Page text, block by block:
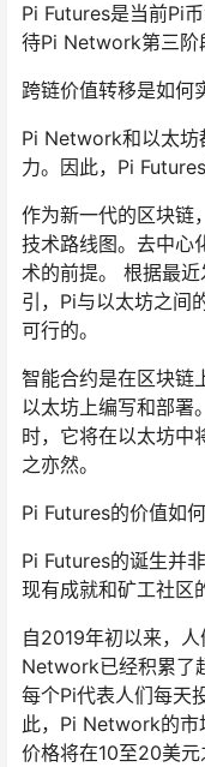
Pi Futures是当前Pi
待Pi Network第三阶
跨链价值转移是如何
Pi Network和以太坊
力。因此，Pi
作为新一代的区块链
技术路线图。去中心
术的前提。 根据最
引，Pi与以太坊之间
可行的。
智能合约是在区块链
以太坊上编写和部
时，它将在以太坊中
之亦然。
Pi Futures的价值如
Pi Futures的诞生并
现有成就和矿工社区
自2019年初以来，
Network已经积累了
每个Pi代表人们每天
此，Pi Network的市
价格将在10至20美元